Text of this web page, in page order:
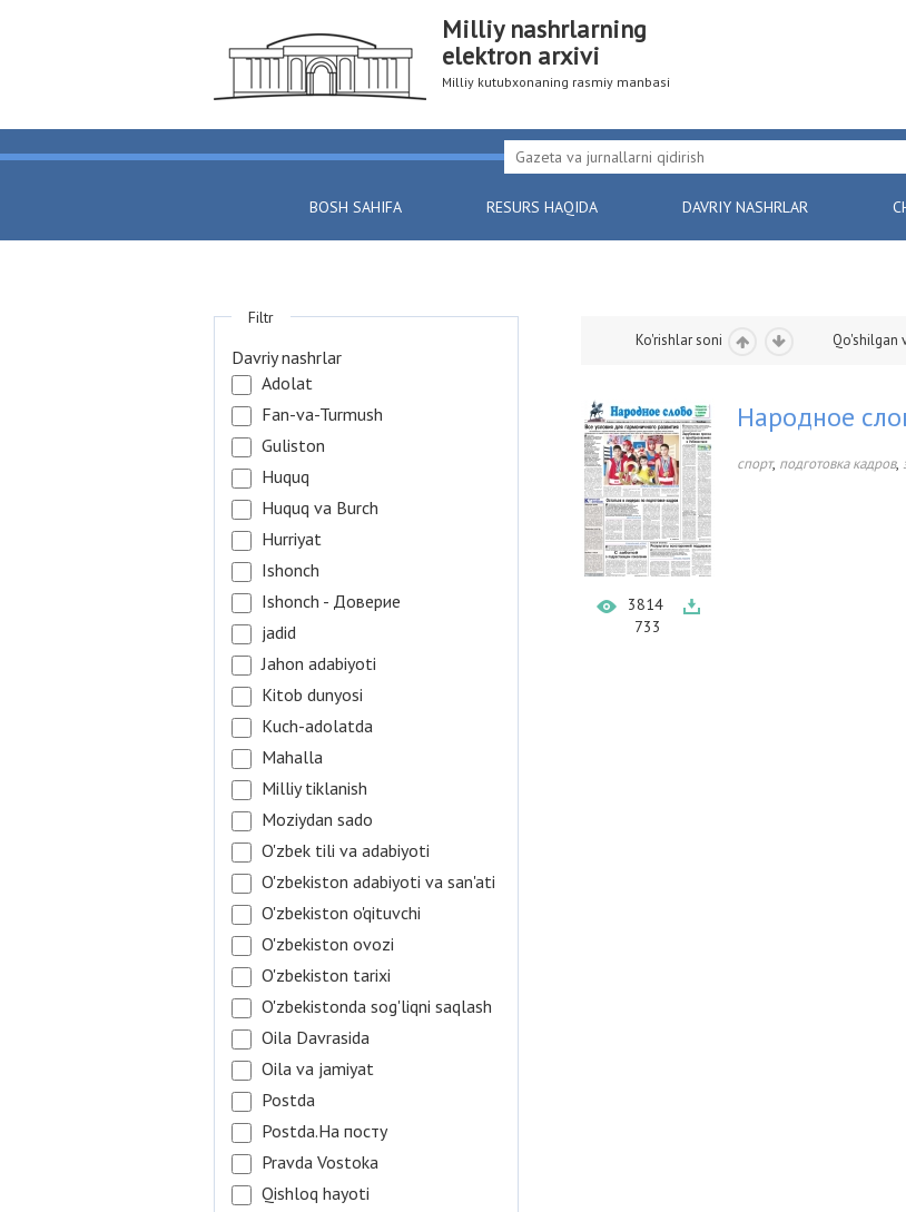
Milliy nashrlarning
elektron arxivi
Milliy kutubxonaning rasmiy manbasi
BOSH SAHIFA RESURS HAQIDA DAVRIY NASHRLAR
Ko'rishlar soni Qo'shilgan
3814
733
Народное
спорт, подготовка кадров,
Filtr
Davriy nashrlar
Adolat
Fan-va-Turmush
Guliston
Huquq
Huquq va Burch
Hurriyat
Ishonch
Ishonch - Доверие
jadid
Jahon adabiyoti
Kitob dunyosi
Kuch-adolatda
Mahalla
Milliy tiklanish
Moziydan sado
O'zbek tili va adabiyoti
O'zbekiston adabiyoti va san'ati
O'zbekiston o'qituvchi
O'zbekiston ovozi
O'zbekiston tarixi
O'zbekistonda sog'liqni saqlash
Oila Davrasida
Oila va jamiyat
Postda
Postda.На посту
Pravda Vostoka
Qishloq hayoti